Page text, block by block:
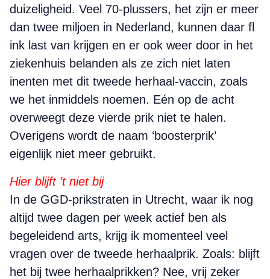
duizeligheid. Veel 70-plussers, het zijn er meer
dan twee miljoen in Nederland, kunnen daar fl
ink last van krijgen en er ook weer door in het
ziekenhuis belanden als ze zich niet laten
inenten met dit tweede herhaal-vaccin, zoals
we het inmiddels noemen. Eén op de acht
overweegt deze vierde prik niet te halen.
Overigens wordt de naam ‘boosterprik’
eigenlijk niet meer gebruikt.
Hier blijft ’t niet bij
In de GGD-prikstraten in Utrecht, waar ik nog
altijd twee dagen per week actief ben als
begeleidend arts, krijg ik momenteel veel
vragen over de tweede herhaalprik. Zoals: blijft
het bij twee herhaalprikken? Nee, vrij zeker